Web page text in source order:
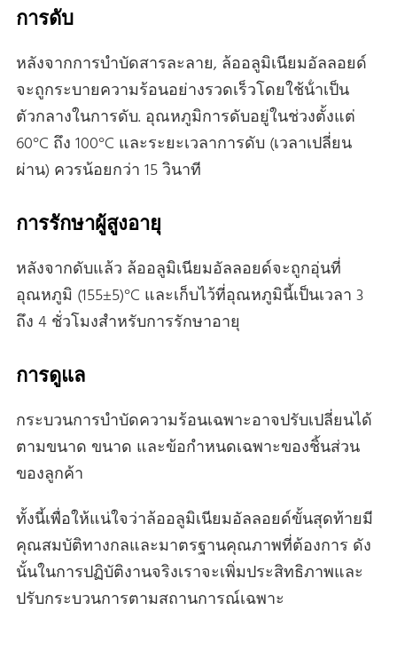
การดับ
หลังจากการบําบัดสารละลาย, ล้ออลูมิเนียมอัลลอยด์
จะถูกระบายความร้อนอย่างรวดเร็วโดยใช้น้ําเป็น
ตัวกลางในการดับ. อุณหภูมิการดับอยู่ในช่วงตั้งแต่
60°C ถึง 100°C และระยะเวลาการดับ (เวลาเปลี่ยน
ผ่าน) ควรน้อยกว่า 15 วินาที
การรักษาผู้สูงอายุ
หลังจากดับแล้ว ล้ออลูมิเนียมอัลลอยด์จะถูกอุ่นที่
อุณหภูมิ (155±5)°C และเก็บไว้ที่อุณหภูมินี้เป็นเวลา 3
ถึง 4 ชั่วโมงสําหรับการรักษาอายุ
การดูแล
กระบวนการบําบัดความร้อนเฉพาะอาจปรับเปลี่ยนได้
ตามขนาด ขนาด และข้อกําหนดเฉพาะของชิ้นส่วน
ของลูกค้า
ทั้งนี้เพื่อให้แน่ใจว่าล้ออลูมิเนียมอัลลอยด์ขั้นสุดท้ายมี
คุณสมบัติทางกลและมาตรฐานคุณภาพที่ต้องการ ดัง
นั้นในการปฏิบัติงานจริงเราจะเพิ่มประสิทธิภาพและ
ปรับกระบวนการตามสถานการณ์เฉพาะ